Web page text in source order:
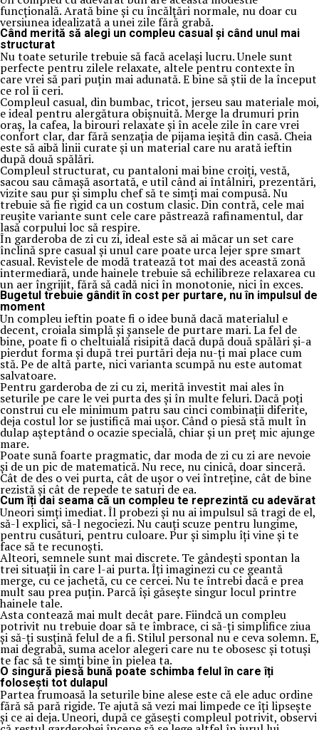
funcțională. Arată bine și cu încălțări normale, nu doar cu
versiunea idealizată a unei zile fără grabă.
Când merită să alegi un compleu casual și când unul mai
structurat
Nu toate seturile trebuie să facă același lucru. Unele sunt
perfecte pentru zilele relaxate, altele pentru contexte în
care vrei să pari puțin mai adunată. E bine să știi de la început
ce rol îi ceri.
Compleul casual, din bumbac, tricot, jerseu sau materiale moi,
e ideal pentru alergătura obișnuită. Merge la drumuri prin
oraș, la cafea, la birouri relaxate și în acele zile în care vrei
confort clar, dar fără senzația de pijama ieșită din casă. Cheia
este să aibă linii curate și un material care nu arată ieftin
după două spălări.
Compleul structurat, cu pantaloni mai bine croiți, vestă,
sacou sau cămașă asortată, e util când ai întâlniri, prezentări,
vizite sau pur și simplu chef să te simți mai compusă. Nu
trebuie să fie rigid ca un costum clasic. Din contră, cele mai
reușite variante sunt cele care păstrează rafinamentul, dar
lasă corpului loc să respire.
În garderoba de zi cu zi, ideal este să ai măcar un set care
înclină spre casual și unul care poate urca lejer spre smart
casual. Revistele de modă tratează tot mai des această zonă
intermediară, unde hainele trebuie să echilibreze relaxarea cu
un aer îngrijit, fără să cadă nici în monotonie, nici în exces.
Bugetul trebuie gândit în cost per purtare, nu în impulsul de
moment
Un compleu ieftin poate fi o idee bună dacă materialul e
decent, croiala simplă și șansele de purtare mari. La fel de
bine, poate fi o cheltuială risipită dacă după două spălări și-a
pierdut forma și după trei purtări deja nu-ți mai place cum
stă. Pe de altă parte, nici varianta scumpă nu este automat
salvatoare.
Pentru garderoba de zi cu zi, merită investit mai ales în
seturile pe care le vei purta des și în multe feluri. Dacă poți
construi cu ele minimum patru sau cinci combinații diferite,
deja costul lor se justifică mai ușor. Când o piesă stă mult în
dulap așteptând o ocazie specială, chiar și un preț mic ajunge
mare.
Poate sună foarte pragmatic, dar moda de zi cu zi are nevoie
și de un pic de matematică. Nu rece, nu cinică, doar sinceră.
Cât de des o vei purta, cât de ușor o vei întreține, cât de bine
rezistă și cât de repede te saturi de ea.
Cum îți dai seama că un compleu te reprezintă cu adevărat
Uneori simți imediat. Îl probezi și nu ai impulsul să tragi de el,
să-l explici, să-l negociezi. Nu cauți scuze pentru lungime,
pentru cusături, pentru culoare. Pur și simplu îți vine și te
face să te recunoști.
Alteori, semnele sunt mai discrete. Te gândești spontan la
trei situații în care l-ai purta. Îți imaginezi cu ce geantă
merge, cu ce jachetă, cu ce cercei. Nu te întrebi dacă e prea
mult sau prea puțin. Parcă își găsește singur locul printre
hainele tale.
Asta contează mai mult decât pare. Fiindcă un compleu
potrivit nu trebuie doar să te îmbrace, ci să-ți simplifice ziua
și să-ți susțină felul de a fi. Stilul personal nu e ceva solemn. E,
mai degrabă, suma acelor alegeri care nu te obosesc și totuși
te fac să te simți bine în pielea ta.
O singură piesă bună poate schimba felul în care îți
folosești tot dulapul
Partea frumoasă la seturile bine alese este că ele aduc ordine
fără să pară rigide. Te ajută să vezi mai limpede ce îți lipsește
și ce ai deja. Uneori, după ce găsești compleul potrivit, observi